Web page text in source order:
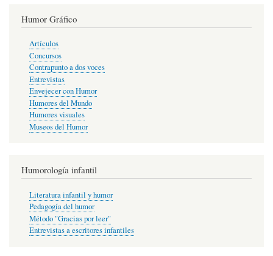
Humor Gráfico
Artículos
Concursos
Contrapunto a dos voces
Entrevistas
Envejecer con Humor
Humores del Mundo
Humores visuales
Museos del Humor
Humorología infantil
Literatura infantil y humor
Pedagogía del humor
Método "Gracias por leer"
Entrevistas a escritores infantiles